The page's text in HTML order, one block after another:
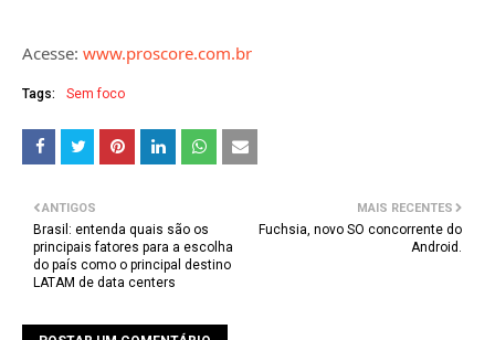
Acesse: www.proscore.com.br
Tags: Sem foco
MAIS RECENTES
Fuchsia, novo SO concorrente do
Android.
ANTIGOS
Brasil: entenda quais são os
principais fatores para a escolha
do país como o principal destino
LATAM de data centers